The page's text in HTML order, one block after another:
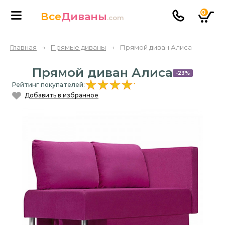
ВсеДиваны.com
0
Главная → Прямые диваны → Прямой диван Алиса
Прямой диван Алиса -23%
Рейтинг покупателей:
Добавить в избранное